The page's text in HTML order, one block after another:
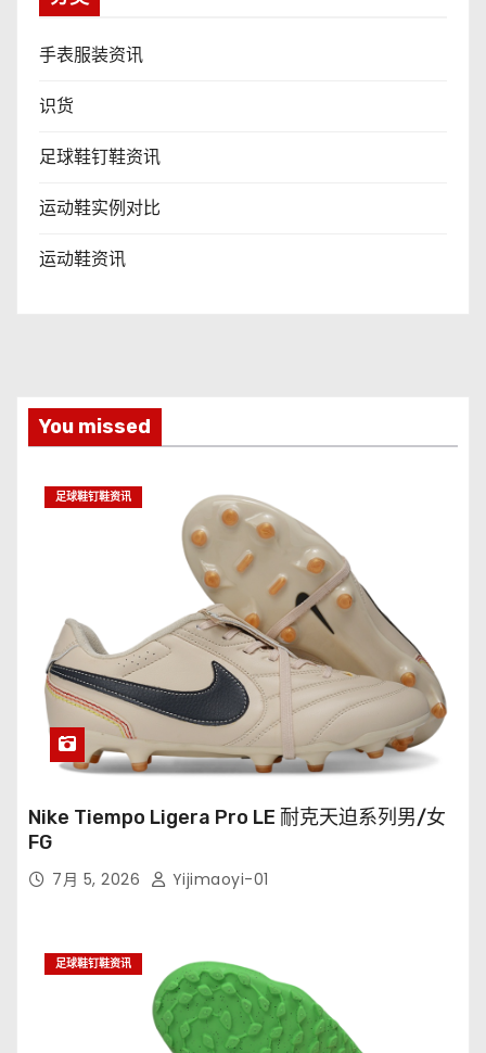
手表服装资讯
识货
足球鞋钉鞋资讯
运动鞋实例对比
运动鞋资讯
You missed
足球鞋钉鞋资讯
Nike Tiempo Ligera Pro LE 耐克天迫系列男/女
FG
7月 5, 2026 Yijimaoyi-01
足球鞋钉鞋资讯